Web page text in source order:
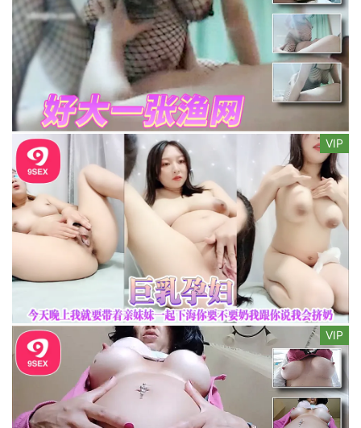
VIP
VIP